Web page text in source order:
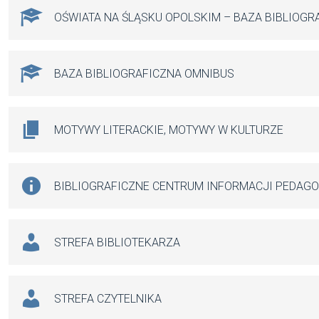
OŚWIATA NA ŚLĄSKU OPOLSKIM – BAZA
BAZA BIBLIOGRAFICZNA OMNIBUS
MOTYWY LITERACKIE, MOTYWY W KULTURZE
BIBLIOGRAFICZNE CENTRUM INFORMACJI
STREFA BIBLIOTEKARZA
STREFA CZYTELNIKA